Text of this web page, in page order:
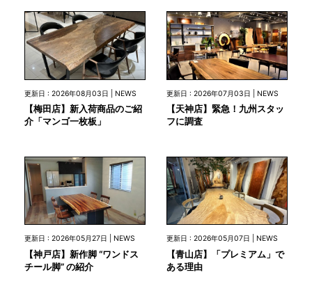
更新日 : 2026年08月03日 | NEWS
【梅田店】新入荷商品のご紹
介「マンゴ一枚板」
更新日 : 2026年07月03日 | NEWS
【天神店】緊急！九州スタッ
フに調査
更新日 : 2026年05月27日 | NEWS
【神戸店】新作脚 “ワンドス
チール脚” の紹介
更新日 : 2026年05月07日 | NEWS
【青山店】「プレミアム」で
ある理由